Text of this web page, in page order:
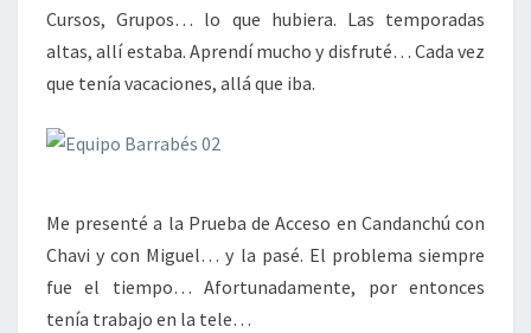
Cursos, Grupos… lo que hubiera. Las temporadas
altas, allí estaba. Aprendí mucho y disfruté… Cada vez
que tenía vacaciones, allá que iba.
Me presenté a la Prueba de Acceso en Candanchú con
Chavi y con Miguel… y la pasé. El problema siempre
fue el tiempo… Afortunadamente, por entonces
tenía trabajo en la tele…